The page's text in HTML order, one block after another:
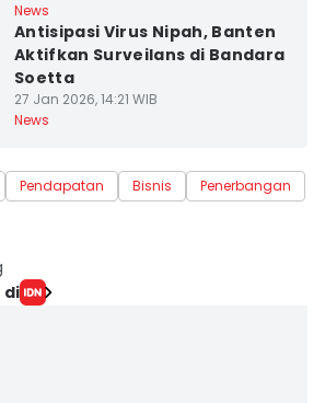
News
Antisipasi Virus Nipah, Banten
Aktifkan Surveilans di Bandara
Soetta
27 Jan 2026, 14:21 WIB
News
Pendapatan Bisnis Penerbangan
di